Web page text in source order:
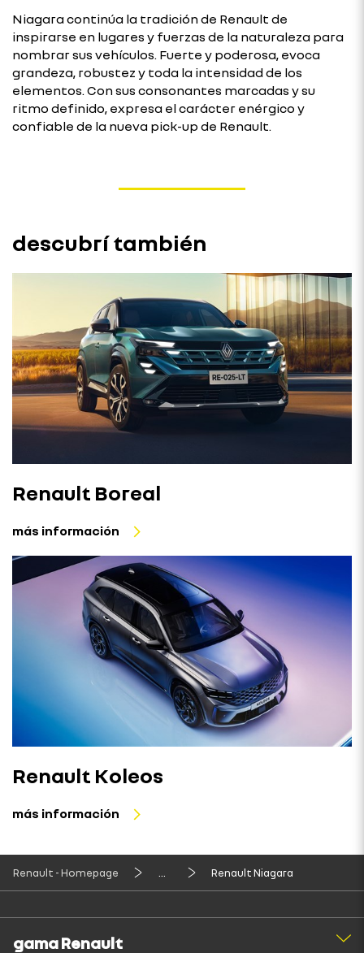
Niagara continúa la tradición de Renault de
inspirarse en lugares y fuerzas de la naturaleza para
nombrar sus vehículos. Fuerte y poderosa, evoca
grandeza, robustez y toda la intensidad de los
elementos. Con sus consonantes marcadas y su
ritmo definido, expresa el carácter enérgico y
confiable de la nueva pick-up de Renault.
descubrí también
Renault Boreal
más información
Renault Koleos
más información